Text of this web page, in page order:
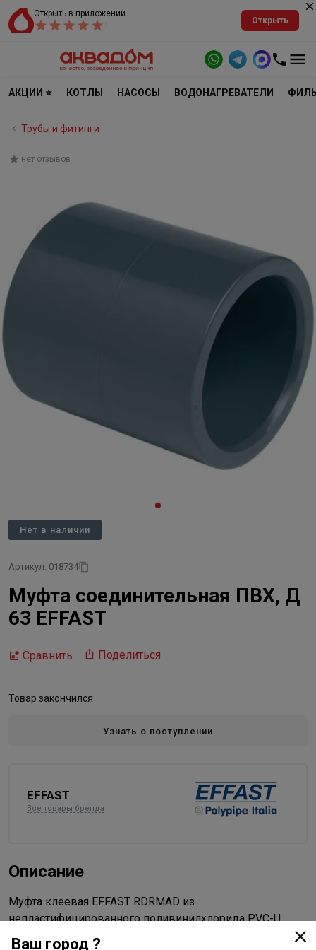
Открыть в приложении
1
Открыть
АКЦИИ ⭐ КОТЛЫ НАСОСЫ ВОДОНАГРЕВАТЕЛИ
Трубы и фитинги
нет отзывов
Нет в наличии
Артикул: 018734
Муфта соединительная ПВХ, Д
63 EFFAST
Сравнить Поделиться
Товар закончился
Узнать о поступлении
EFFAST
Все товары бренда
Описание
Муфта клеевая EFFAST RDRMAD из
непластифицированного поливинилхлорида PVC-U.
Изделия из ПВХ оптимальны для транспортировки
Ваш город ?